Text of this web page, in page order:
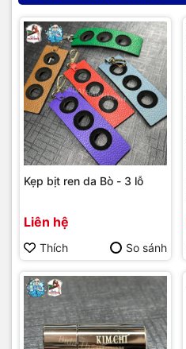
Kẹp bịt ren da Bò - 3 lỗ
Liên hệ
Thích So sánh